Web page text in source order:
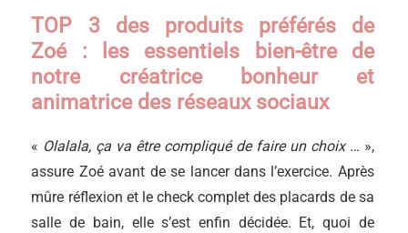
TOP 3 des produits préférés de
Zoé : les essentiels bien-être de
notre créatrice bonheur et
animatrice des réseaux sociaux
« Olalala, ça va être compliqué de faire un choix … »,
assure Zoé avant de se lancer dans l’exercice. Après
mûre réflexion et le check complet des placards de sa
salle de bain, elle s’est enfin décidée. Et, quoi de